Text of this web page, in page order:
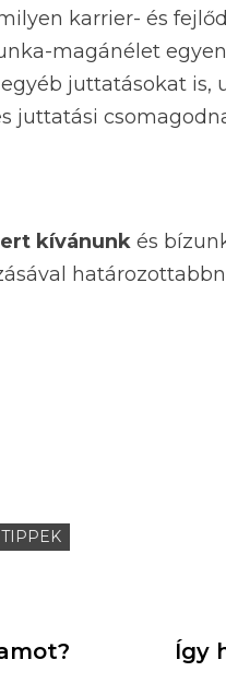
karrier- és
magánélet
juttatásokat is,
juttatási
kívánunk és
TIPPEK
Így